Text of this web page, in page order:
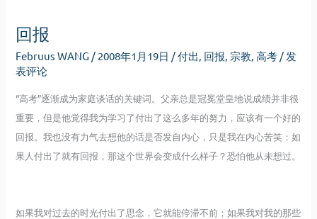
回报
Februus WANG / 2008年1月19日 /付出 回报 宗教 ,高考 / 发
表评论
“高考”逐渐成为家庭谈话的关键词。父亲总是冠冕堂皇地说成绩并非很
重要，但是他觉得我为学习了付出了这么多年的努力，应该有一个好的
回报。我也没有力气去想他的话是否发自内心，只是我在内心苦笑：如
果人付出了就有回报，那这个世界会变成什么样子？恐怕他从未想过。
如果我对过去的时光付出了思念，它就能停滞不前；如果我对我的那些